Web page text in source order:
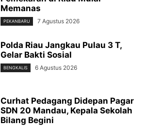
Memanas
PEKANBARU 7 Agustus 2026
Polda Riau Jangkau Pulau 3 T,
Gelar Bakti Sosial
BENGKALIS 6 Agustus 2026
Curhat Pedagang Didepan Pagar
SDN 20 Mandau, Kepala Sekolah
Bilang Begini